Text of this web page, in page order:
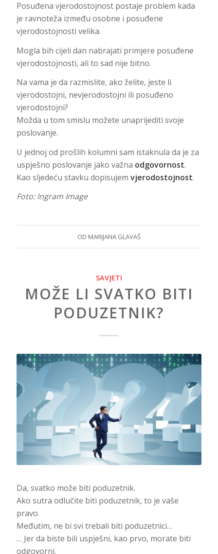
Posuđena vjerodostojnost postaje problem kada
je ravnoteža između osobne i posuđene
vjerodostojnosti velika.
Mogla bih cijeli dan nabrajati primjere posuđene
vjerodostojnosti, ali to sad nije bitno.
Na vama je da razmislite, ako želite, jeste li
vjerodostojni, nevjerodostojni ili posuđeno
vjerodostojni?
Možda u tom smislu možete unaprijediti svoje
poslovanje.
U jednoj od prošlih kolumni sam istaknula da je za
uspješno poslovanje jako važna odgovornost.
Kao sljedeću stavku dopisujem vjerodostojnost.
Foto: Ingram Image
OD MARIJANA GLAVAŠ
SAVJETI
MOŽE LI SVATKO BITI
PODUZETNIK?
Da, svatko može biti poduzetnik.
Ako sutra odlučite biti poduzetnik, to je vaše
pravo.
Međutim, ne bi svi trebali biti poduzetnici…
… Jer da biste bili uspješni, kao prvo, morate biti
odgovorni.